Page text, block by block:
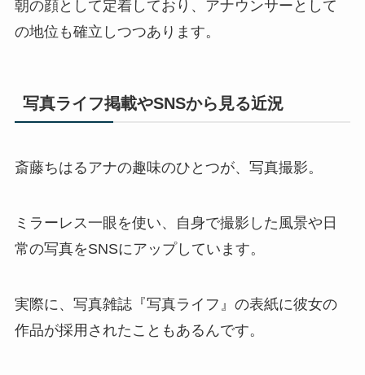
朝の顔として定着しており、アナウンサーとして
の地位も確立しつつあります。
写真ライフ掲載やSNSから見る近況
斎藤ちはるアナの趣味のひとつが、写真撮影。
ミラーレス一眼を使い、自身で撮影した風景や日
常の写真をSNSにアップしています。
実際に、写真雑誌『写真ライフ』の表紙に彼女の
作品が採用されたこともあるんです。